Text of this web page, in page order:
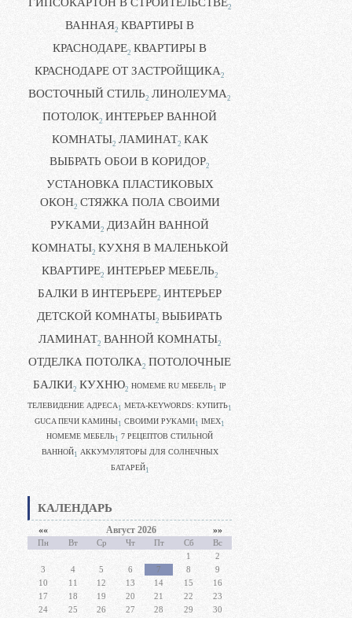
2
ВАННАЯ2 КВАРТИРЫ В
КРАСНОДАРЕ2 КВАРТИРЫ В
КРАСНОДАРЕ ОТ ЗАСТРОЙЩИКА2
ВОСТОЧНЫЙ СТИЛЬ2 ЛИНОЛЕУМА2
ПОТОЛОК2 ИНТЕРЬЕР ВАННОЙ
КОМНАТЫ2 ЛАМИНАТ2 КАК
ВЫБРАТЬ ОБОИ В КОРИДОР2
УСТАНОВКА ПЛАСТИКОВЫХ
ОКОН2 СТЯЖКА ПОЛА СВОИМИ
РУКАМИ2 ДИЗАЙН ВАННОЙ
КОМНАТЫ2 КУХНЯ В МАЛЕНЬКОЙ
КВАРТИРЕ2 ИНТЕРЬЕР МЕБЕЛЬ2
БАЛКИ В ИНТЕРЬЕРЕ2 ИНТЕРЬЕР
ДЕТСКОЙ КОМНАТЫ2 ВЫБИРАТЬ
ЛАМИНАТ2 ВАННОЙ КОМНАТЫ2
ОТДЕЛКА ПОТОЛКА2 ПОТОЛОЧНЫЕ
БАЛКИ2 КУХНЮ2 HOMEME RU МЕБЕЛЬ1 IP
ТЕЛЕВИДЕНИЕ АДРЕСА 1 META-KEYWORDS: КУПИТЬ1
GUCA ПЕЧИ КАМИНЫ1 CВОИМИ РУКАМИ1 IMEX1
HOMEME МЕБЕЛЬ1 7 РЕЦЕПТОВ СТИЛЬНОЙ
ВАННОЙ1 АККУМУЛЯТОРЫ ДЛЯ СОЛНЕЧНЫХ
БАТАРЕЙ1
КАЛЕНДАРЬ
«« Август 2026 »»
Пн Вт Ср Чт Пт Сб
Вс
1
2
3
4 5 6 7 8
9
10
11 12 13 14 15
16
17
18 19 20 21 22
23
24
25 26 27 28 29
30